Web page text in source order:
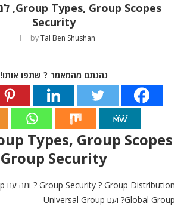
Security
byTal Ben Shushan
נהנתם מהמאמר ? שתפו אותו!
Group Security
Global Group? ועם Universal Group